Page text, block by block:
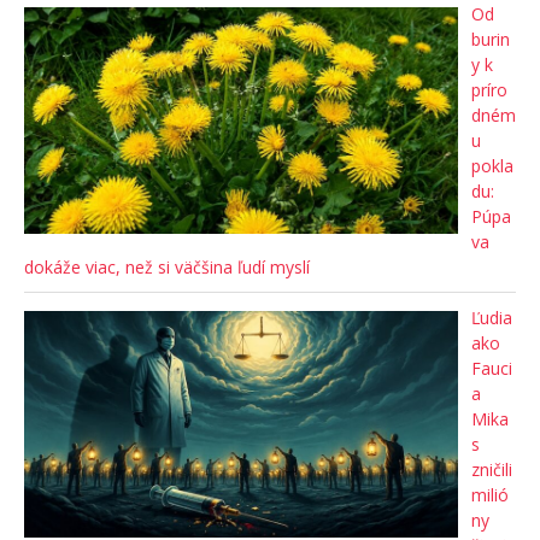
Od
burin
y k
príro
dném
u
pokla
du:
Púpa
va
dokáže viac, než si väčšina ľudí myslí
Ľudia
ako
Fauci
a
Mika
s
zničili
milió
ny